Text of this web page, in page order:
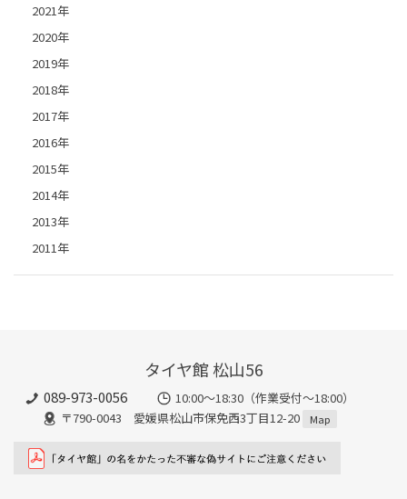
2021年
2020年
2019年
2018年
2017年
2016年
2015年
2014年
2013年
2011年
タイヤ館 松山56
089-973-0056
10:00～18:30（作業受付～18:00）
〒790-0043 愛媛県松山市保免西3丁目12-20
Map